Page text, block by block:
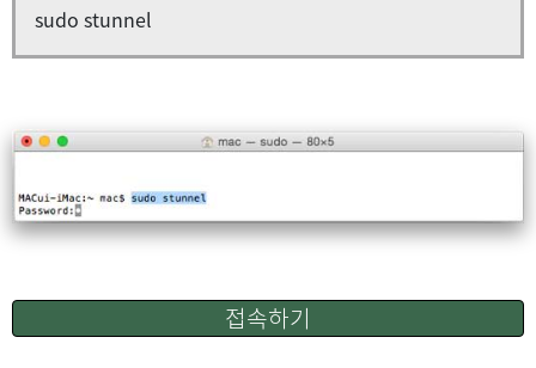
sudo stunnel
접속하기